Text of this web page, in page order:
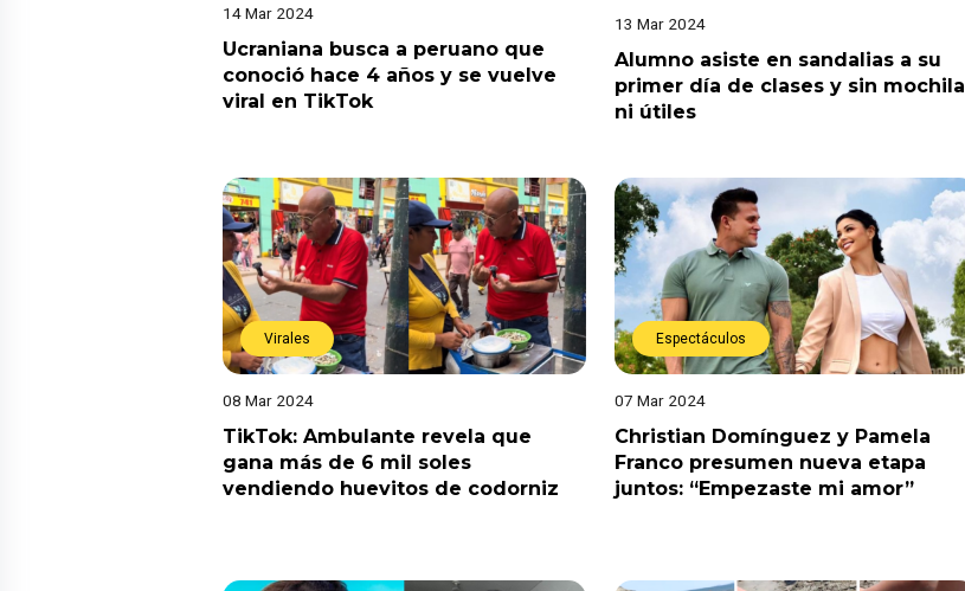
14 Mar 2024
Ucraniana busca a peruano que
conoció hace 4 años y se vuelve
viral en TikTok
13 Mar 2024
Alumno asiste en sandalias a su
primer día de clases y sin mochila
ni útiles
Virales
08 Mar 2024
TikTok: Ambulante revela que
gana más de 6 mil soles
vendiendo huevitos de codorniz
Espectáculos
07 Mar 2024
Christian Domínguez y Pamela
Franco presumen nueva etapa
juntos: “Empezaste mi amor”